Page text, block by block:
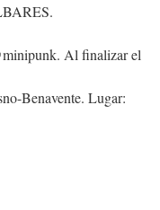
Al finalizar el
Benavente. Lugar: